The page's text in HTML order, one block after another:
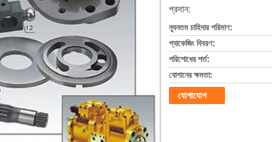
প্রদান:
ন্যূনতম চাহিদার পরিমাণ:
প্যাকেজিং বিবরণ:
পরিশোধের শর্ত:
যোগানের ক্ষমতা:
যোগাযোগ